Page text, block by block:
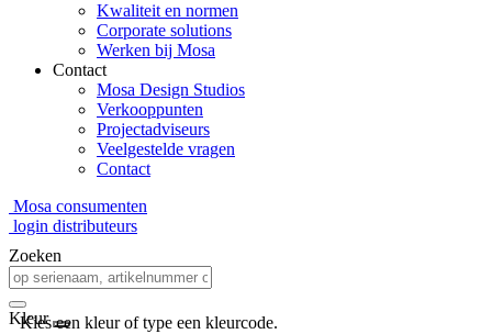
Kwaliteit en normen
Corporate solutions
Werken bij Mosa
Contact
Mosa Design Studios
Verkooppunten
Projectadviseurs
Veelgestelde vragen
Contact
Mosa consumenten
login distributeurs
Zoeken
Kleur
Kies een kleur of type een kleurcode.